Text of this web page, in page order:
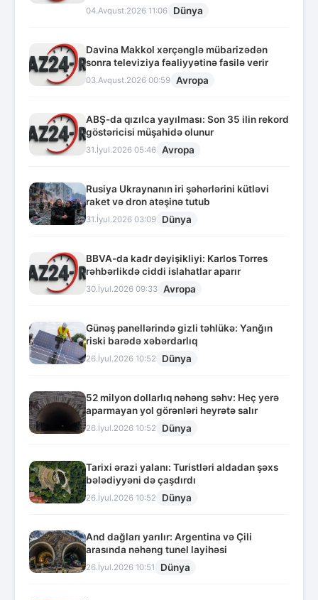
04.Avqust.2026 11:06 Dünya
Davina Makkol xərçənglə mübarizədən
sonra televiziya fəaliyyətinə fasilə verir
03.Avqust.2026 00:59 Avropa
ABŞ-da qızılca yayılması: Son 35 ilin rekord
göstəricisi müşahidə olunur
31.İyul.2026 05:46 Avropa
Rusiya Ukraynanın iri şəhərlərini kütləvi
raket və dron atəşinə tutub
31.İyul.2026 03:09 Dünya
BBVA-da kadr dəyişikliyi: Karlos Torres
rəhbərlikdə ciddi islahatlar aparır
30.İyul.2026 09:33 Avropa
Günəş panellərində gizli təhlükə: Yanğın
riski barədə xəbərdarlıq
26.İyul.2026 10:52 Dünya
52 milyon dollarlıq nəhəng səhv: Heç yerə
aparmayan yol görənləri heyrətə salır
26.İyul.2026 10:52 Dünya
Tarixi ərazi yalanı: Turistləri aldadan şəxs
bələdiyyəni də çaşdırdı
26.İyul.2026 10:52 Dünya
And dağları yarılır: Argentina və Çili
arasında nəhəng tunel layihəsi
26.İyul.2026 10:51 Dünya